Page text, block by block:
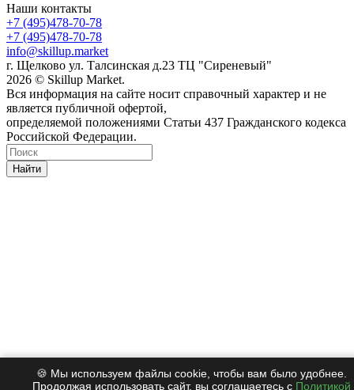
Наши контакты
+7 (495)478-70-78
+7 (495)478-70-78
info@skillup.market
г. Щелково ул. Талсинская д.23 ТЦ "Сиреневый"
2026 © Skillup Market.
Вся информация на сайте носит справочный характер и не
является публичной офертой,
определяемой положениями Статьи 437 Гражданского кодекса
Российской Федерации.
Найти
🍪 Мы используем файлы cookie, чтобы вам было удобнее.
Продолжая использовать сайт, вы соглашаетесь с Политикой